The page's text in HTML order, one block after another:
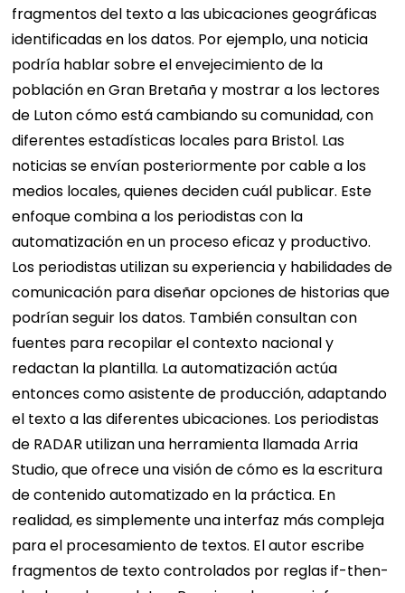
fragmentos del texto a las ubicaciones geográficas
identificadas en los datos. Por ejemplo, una noticia
podría hablar sobre el envejecimiento de la
población en Gran Bretaña y mostrar a los lectores
de Luton cómo está cambiando su comunidad, con
diferentes estadísticas locales para Bristol. Las
noticias se envían posteriormente por cable a los
medios locales, quienes deciden cuál publicar. Este
enfoque combina a los periodistas con la
automatización en un proceso eficaz y productivo.
Los periodistas utilizan su experiencia y habilidades de
comunicación para diseñar opciones de historias que
podrían seguir los datos. También consultan con
fuentes para recopilar el contexto nacional y
redactan la plantilla. La automatización actúa
entonces como asistente de producción, adaptando
el texto a las diferentes ubicaciones. Los periodistas
de RADAR utilizan una herramienta llamada Arria
Studio, que ofrece una visión de cómo es la escritura
de contenido automatizado en la práctica. En
realidad, es simplemente una interfaz más compleja
para el procesamiento de textos. El autor escribe
fragmentos de texto controlados por reglas if-then-